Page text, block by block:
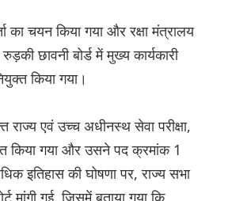
का चयन किया गया और रक्षा मंत्रालय
छावनी बोर्ड में मुख्य कार्यकारी
किया गया।
राज्य एवं उच्च अधीनस्थ सेवा परीक्षा,
किया गया और उसने पद क्रमांक 1
इतिहास की घोषणा पर, राज्य सभा